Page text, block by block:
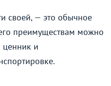
своей, — это обычное
преимуществам можно
ценник и